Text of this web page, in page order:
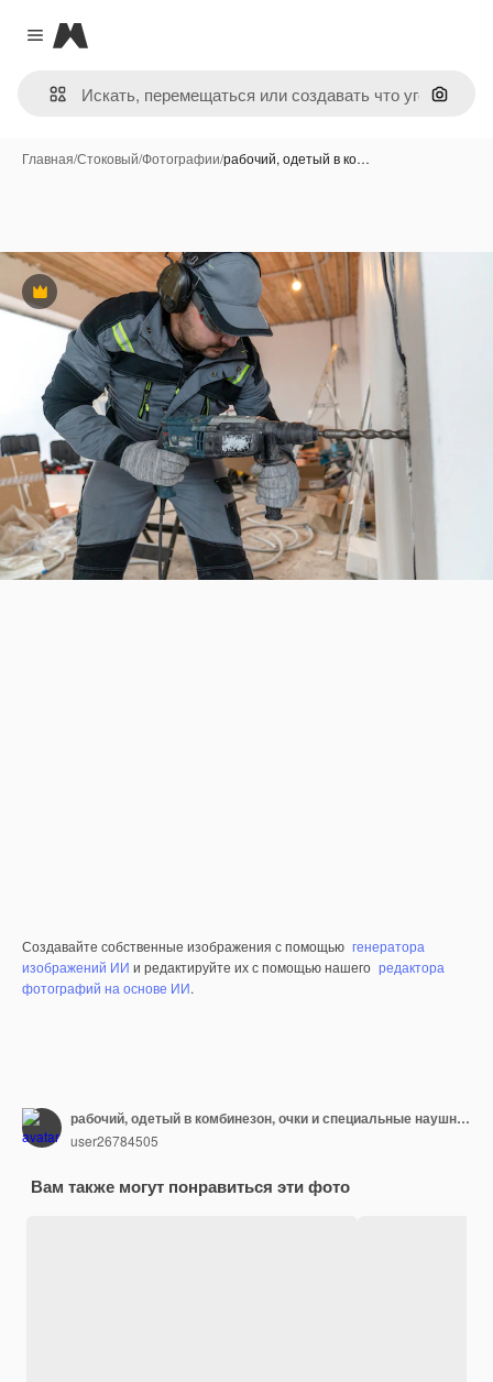
Close menu
Magnific
Поиск
Главная/Стоковый/Фотографии/рабочий, одетый в ко…
Премиум
Создавайте собственные изображения с помощью генератора
изображений ИИ и редактируйте их с помощью нашего редактора
фотографий на основе ИИ.
рабочий, одетый в комбинезон, очки и специальные наушники для шумоподавления, сверлит в стене отверстие для проводов
user26784505
Вам также могут понравиться эти фото